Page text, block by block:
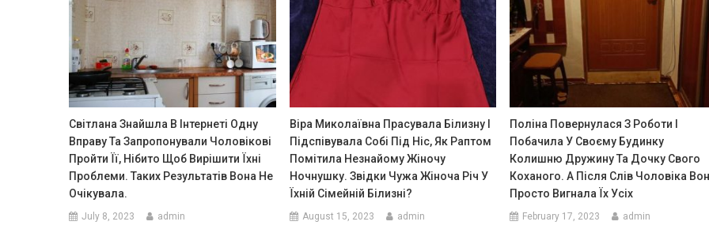
Світлана Знайшла В Інтернеті Одну
Вправу Та Запропонували Чоловікові
Пройти Її, Нібито Щоб Вирішити Їхні
Проблеми. Таких Результатів Вона Не
Очікувала.
July 8, 2023 admin
Віра Миколаївна Прасувала Білизну І
Підспівувала Собі Під Ніс, Як Раптом
Помітила Незнайому Жіночу
Ночнушку. Звідки Чужа Жіноча Річ У
Їхній Сімейній Білизні?
August 15, 2023 admin
Поліна Повернулася З Роботи І
Побачила У Своєму Будинку
Колишню Дружину Та Дочку Свого
Коханого. А Після Слів Чоловіка
Просто Вигнала Їх Усіх
February 17, 2023 admin